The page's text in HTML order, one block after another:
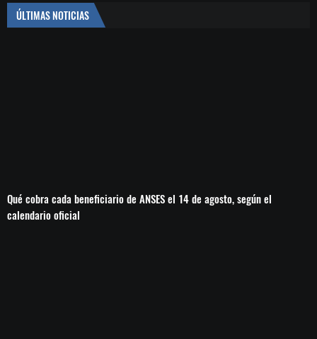
ÚLTIMAS NOTICIAS
Qué cobra cada beneficiario de ANSES el 14 de agosto, según el
calendario oficial